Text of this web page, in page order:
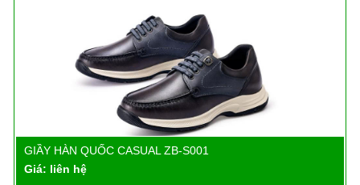
Chi tiết
GIẦY HÀN QUỐC CASUAL ZB-S001
Giá: liên hệ